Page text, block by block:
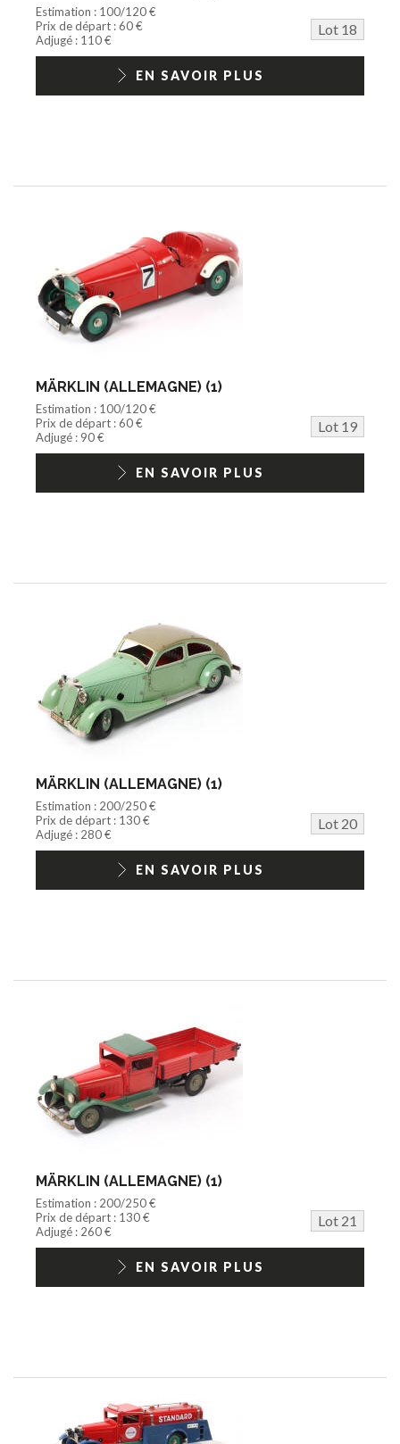
Estimation : 100/120 €
Prix de départ : 60 €
Lot 18
Adjugé : 110 €
EN SAVOIR PLUS
MÄRKLIN (ALLEMAGNE) (1)
Estimation : 100/120 €
Prix de départ : 60 €
Lot 19
Adjugé : 90 €
EN SAVOIR PLUS
MÄRKLIN (ALLEMAGNE) (1)
Estimation : 200/250 €
Prix de départ : 130 €
Lot 20
Adjugé : 280 €
EN SAVOIR PLUS
MÄRKLIN (ALLEMAGNE) (1)
Estimation : 200/250 €
Prix de départ : 130 €
Lot 21
Adjugé : 260 €
EN SAVOIR PLUS